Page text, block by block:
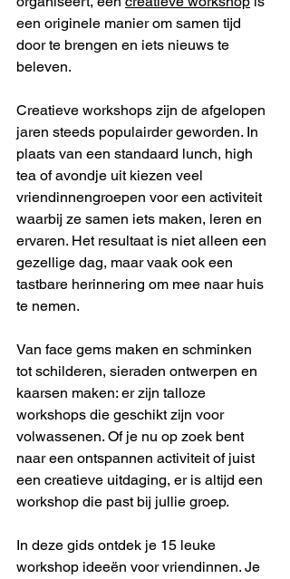
een originele manier om samen tijd
door te brengen en iets nieuws te
beleven.
Creatieve workshops zijn de afgelopen
jaren steeds populairder geworden. In
plaats van een standaard lunch, high
tea of avondje uit kiezen veel
vriendinnengroepen voor een activiteit
waarbij ze samen iets maken, leren en
ervaren. Het resultaat is niet alleen een
gezellige dag, maar vaak ook een
tastbare herinnering om mee naar huis
te nemen.
Van face gems maken en schminken
tot schilderen, sieraden ontwerpen en
kaarsen maken: er zijn talloze
workshops die geschikt zijn voor
volwassenen. Of je nu op zoek bent
naar een ontspannen activiteit of juist
een creatieve uitdaging, er is altijd een
workshop die past bij jullie groep.
In deze gids ontdek je 15 leuke
workshop ideeën voor vriendinnen. Je